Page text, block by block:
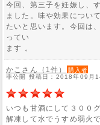
今回、第三子を妊娠し、
ました。味や効果につい
たいと思います。今回は
ってい
ます 。
かこさん（1件）
購入者
非公開 投稿日：2018年09月
いつも甘酒にして３００
解凍して水でうすめ弱火